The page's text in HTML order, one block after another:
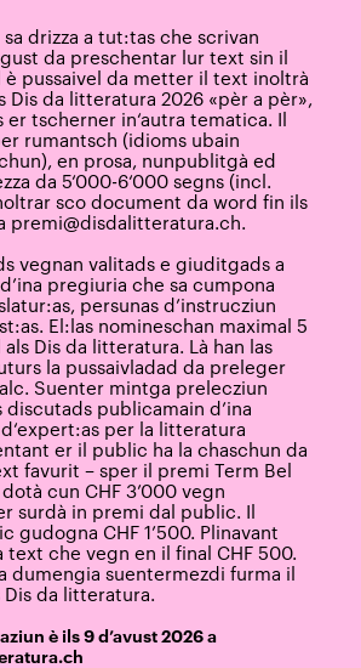
drizza a tut:tas che scrivan
da preschentar lur text sin il
è pussaivel da metter il text inoltrà
Dis da litteratura 2026 «pèr a pèr»,
tscherner in‘autra tematica. Il
rumantsch (idioms ubain
en prosa, nunpublitgà ed
da 5‘000-6‘000 segns (incl.
sco document da word fin ils
premi@disdalitteratura.ch.
vegnan valitads e giuditgads a
pregiuria che sa cumpona
persunas d’instrucziun
El:las nomineschan maximal 5
Dis da litteratura. Là han las
la pussaivladad da preleger
Suenter mintga prelecziun
publicamain d’ina
per la litteratura
er il public ha la chaschun da
favurit – sper il premi Term Bel
cun CHF 3’000 vegn
surdà in premi dal public. Il
gudogna CHF 1’500. Plinavant
che vegn en il final CHF 500.
dumengia suentermezdi furma il
da litteratura.
è ils 9 d’avust 2026 a